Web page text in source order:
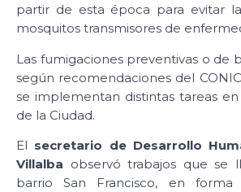
partir de esta época para evitar
mosquitos transmisores de
Las fumigaciones preventivas o de
según recomendaciones del
se implementan distintas tareas
de la Ciudad.
El secretario de Desarrollo
Villalba observó trabajos que se
barrio San Francisco, en forma